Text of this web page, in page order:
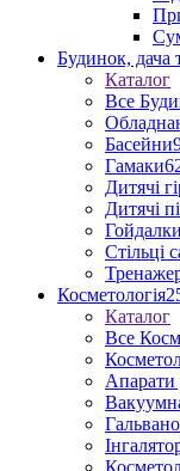
Будинок, дача
Каталог
Все
Басейни
Гамаки
Дитячі
Дитячі
Гойдалки
Стільці
Косметологія
Каталог
Все
Апарати